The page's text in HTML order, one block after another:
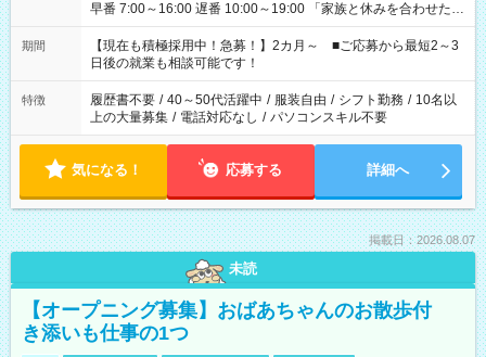
早番 7:00～16:00 遅番 10:00～19:00 「家族と休みを合わせた
い」 「余裕を持って夕飯の準備がしたい」 「できれば残業はし
たくない」 など、ご希望を教えてくださいね。 ※Wワーク希望
の方へ 今ご覧のお仕事で希望する勤務時間と、もう1つのお仕事
の勤務時間。 合計で週40時間を超える場合は応募できません。
期間
【現在も積極採用中！急募！】2カ月～ ■ご応募から最短2～3
日後の就業も相談可能です！
特徴 履歴書不要 / 40～50代活躍中 / 服装自由 / シフト勤務 / 10名以
上の大量募集 / 電話対応なし / パソコンスキル不要
気になる！ 応募する 詳細へ
掲載日：2026.08.07
未読
【オープニング募集】おばあちゃんのお散歩付
き添いも仕事の1つ